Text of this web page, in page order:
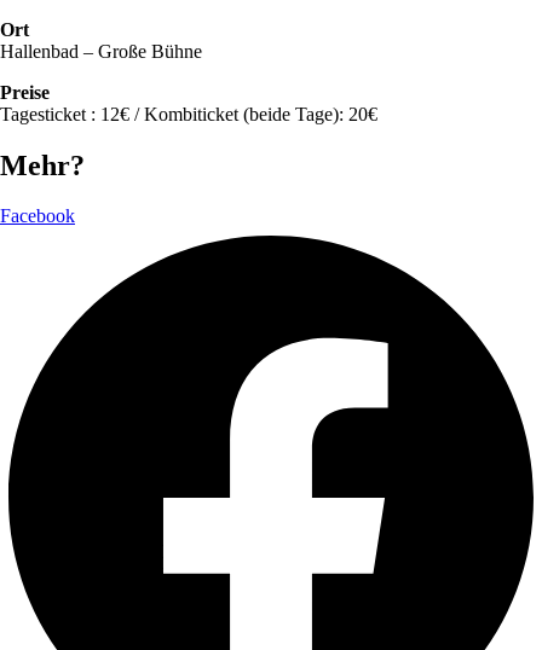
Ort
Hallenbad – Große Bühne
Preise
Tagesticket : 12€ / Kombiticket (beide Tage): 20€
Mehr?
Facebook